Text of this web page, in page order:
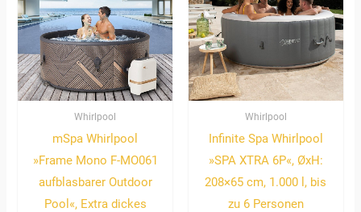
Whirlpool
mSpa Whirlpool
»Frame Mono F-MO061
aufblasbarer Outdoor
Pool«, Extra dickes
Whirlpool
Infinite Spa Whirlpool
»SPA XTRA 6P«, ØxH:
208×65 cm, 1.000 l, bis
zu 6 Personen